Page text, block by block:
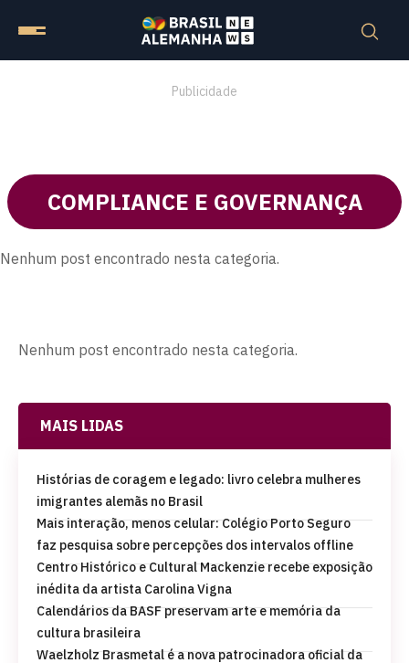
Publicidade
COMPLIANCE E GOVERNANÇA
Nenhum post encontrado nesta categoria.
Nenhum post encontrado nesta categoria.
MAIS LIDAS
Histórias de coragem e legado: livro celebra mulheres
imigrantes alemãs no Brasil
Mais interação, menos celular: Colégio Porto Seguro
faz pesquisa sobre percepções dos intervalos offline
Centro Histórico e Cultural Mackenzie recebe exposição
inédita da artista Carolina Vigna
Calendários da BASF preservam arte e memória da
cultura brasileira
Waelzholz Brasmetal é a nova patrocinadora oficial da